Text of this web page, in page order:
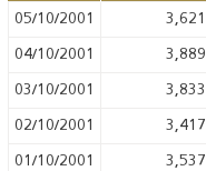
05/10/2001 3,621
04/10/2001 3,889
03/10/2001 3,833
02/10/2001 3,417
01/10/2001 3,537